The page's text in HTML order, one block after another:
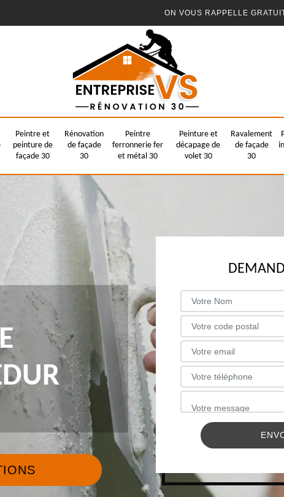
ON VOUS RAPPELLE
Peintre et
peinture de
façade 30
Rénovation
de façade
30
Peintre
ferronnerie fer
et métal 30
Peinture et
décapage de
volet 30
Ravalement
de façade
30